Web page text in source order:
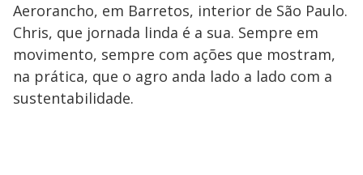
Aerorancho, em Barretos, interior de São Paulo.
Chris, que jornada linda é a sua. Sempre em
movimento, sempre com ações que mostram,
na prática, que o agro anda lado a lado com a
sustentabilidade.